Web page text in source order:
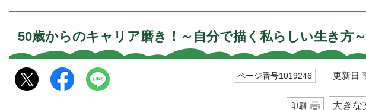
50歳からのキャリア磨き！～自分で描く私らしい生き方～
ページ番号1019246 更新日
印刷 大きな